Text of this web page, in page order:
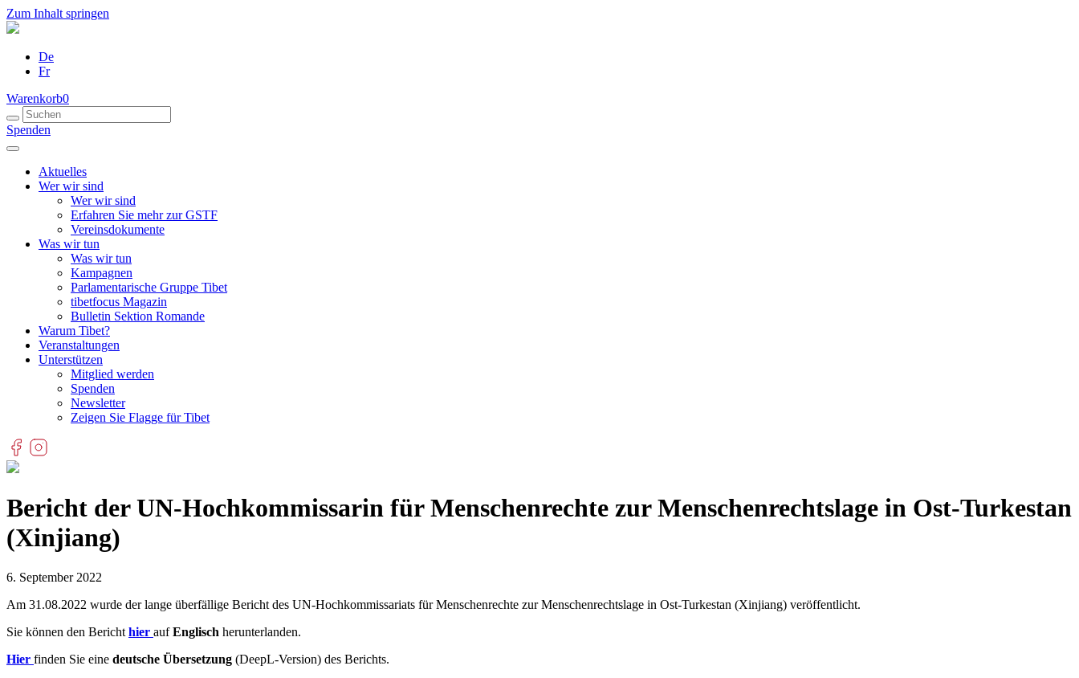
Zum Inhalt springen
De
Fr
Warenkorb0
Spenden
Aktuelles
Wer wir sind
Wer wir sind
Erfahren Sie mehr zur GSTF
Vereinsdokumente
Was wir tun
Was wir tun
Kampagnen
Parlamentarische Gruppe Tibet
tibetfocus Magazin
Bulletin Sektion Romande
Warum Tibet?
Veranstaltungen
Unterstützen
Mitglied werden
Spenden
Newsletter
Zeigen Sie Flagge für Tibet
Bericht der UN-Hochkommissarin für Menschenrechte zur Menschenrechtslage in Ost-Turkestan
(Xinjiang)
6. September 2022
Am 31.08.2022 wurde der lange überfällige Bericht des UN-Hochkommissariats für Menschenrechte zur Menschenrechtslage in Ost-Turkestan (Xinjiang) veröffentlicht.
Sie können den Bericht hier aufEnglisch herunterlanden.
Hier finden Sie eine deutsche Übersetzung (DeepL-Version) des Berichts.